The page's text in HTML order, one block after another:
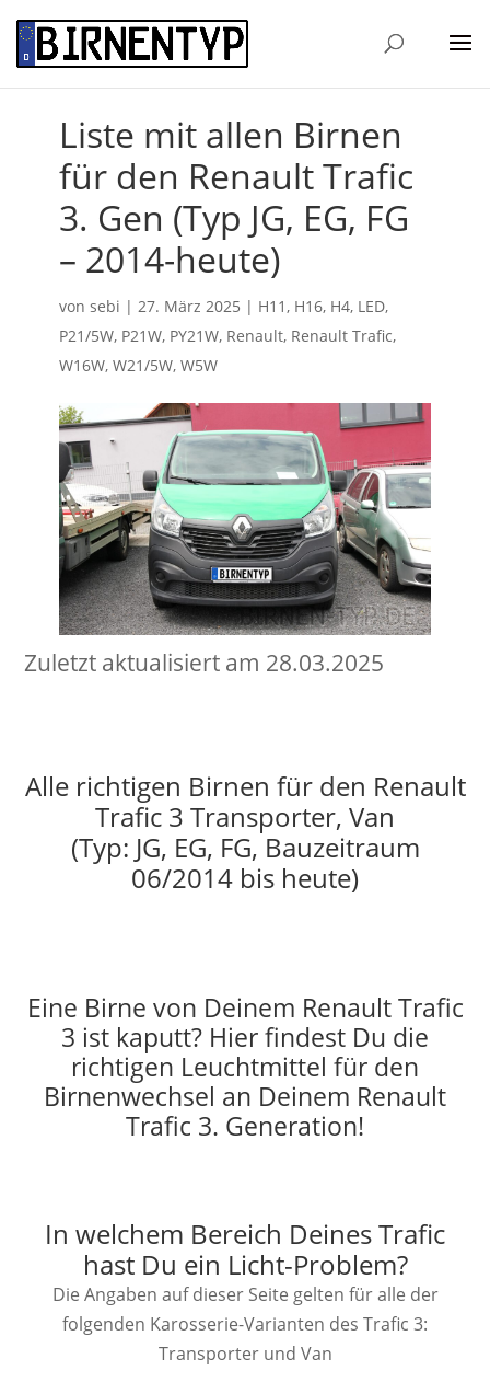
Liste mit allen Birnen
für den Renault Trafic
3. Gen (Typ JG, EG, FG
– 2014-heute)
von sebi | 27. März 2025 | H11 , H16, H4, LED,
P21/5W, P21W, PY21W, Renault, Renault Trafic,
W16W, W21/5W, W5W
Zuletzt aktualisiert am 28.03.2025
Alle richtigen Birnen für den Renault
Trafic 3 Transporter, Van
(Typ: JG, EG, FG, Bauzeitraum
06/2014 bis heute)
Eine Birne von Deinem Renault Trafic
3 ist kaputt? Hier findest Du die
richtigen Leuchtmittel für den
Birnenwechsel an Deinem Renault
Trafic 3. Generation!
In welchem Bereich Deines Trafic
hast Du ein Licht-Problem?
Die Angaben auf dieser Seite gelten für alle der
folgenden Karosserie-Varianten des Trafic 3:
Transporter und Van